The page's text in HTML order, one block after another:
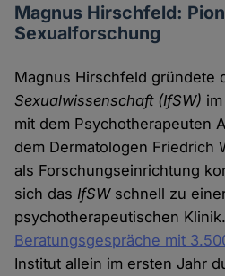
Magnus Hirschfeld:
Sexualforschung
Magnus Hirschfeld gründete
Sexualwissenschaft (IfSW)
mit dem Psychotherapeuten
dem Dermatologen Friedrich
als Forschungseinrichtung
sich das IfSWschnell zu
psychotherapeutischen
Beratungsgespräche mit
Institut allein im ersten Jahr